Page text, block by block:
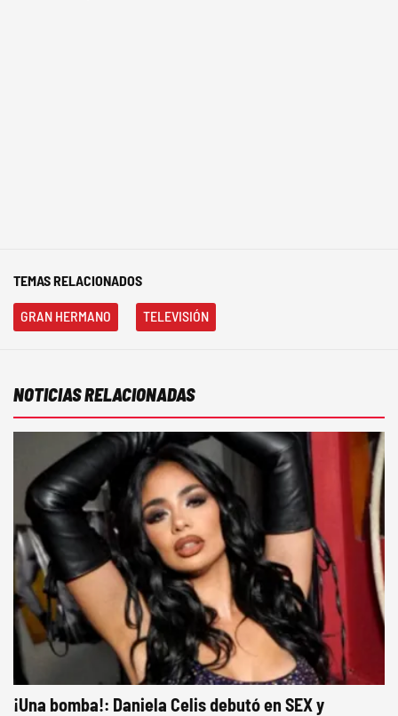
TEMAS RELACIONADOS
GRAN HERMANO TELEVISIÓN
NOTICIAS RELACIONADAS
¡Una bomba!: Daniela Celis debutó en SEX y